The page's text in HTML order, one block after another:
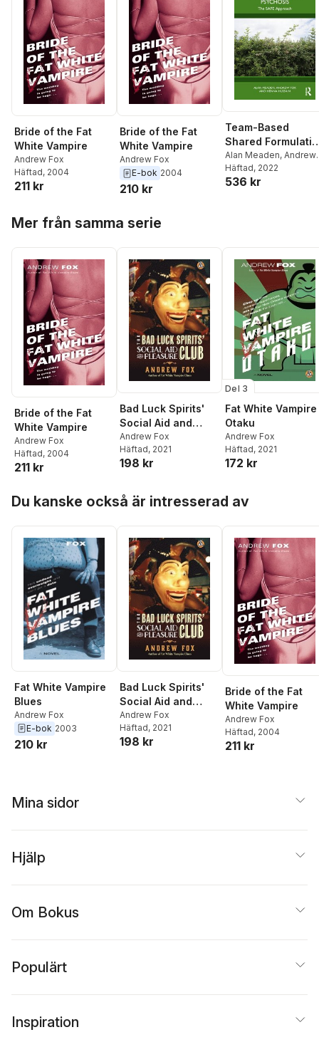
Bride of the Fat
White Vampire
Andrew Fox
Häftad, 2004
211 kr
Bride of the Fat
White Vampire
Andrew Fox
E-bok 2004
210 kr
Team-Based
Shared
for Psychosis
Alan Meaden, Andrew
Fox,Henna Hussain
Häftad, 2022
536 kr
Mer från samma serie
Bride of the Fat
White Vampire
Andrew Fox
Häftad, 2004
211 kr
Bad Luck Spirits'
Social Aid and
Pleasure Club
Andrew Fox
Häftad, 2021
198 kr
Del 3
Fat White Vampire
Otaku
Andrew Fox
Häftad, 2021
172 kr
Du kanske också är intresserad av
Fat White Vampire
Blues
Andrew Fox
E-bok 2003
210 kr
Bad Luck Spirits'
Social Aid and
Pleasure Club
Andrew Fox
Häftad, 2021
198 kr
Bride of the Fat
White Vampire
Andrew Fox
Häftad, 2004
211 kr
Mina sidor
Hjälp
Om Bokus
Populärt
Inspiration